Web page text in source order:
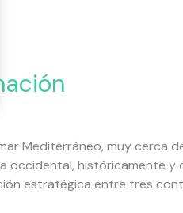
Mediterráneo, muy cerca
occidental, históricamente y
estratégica entre tres